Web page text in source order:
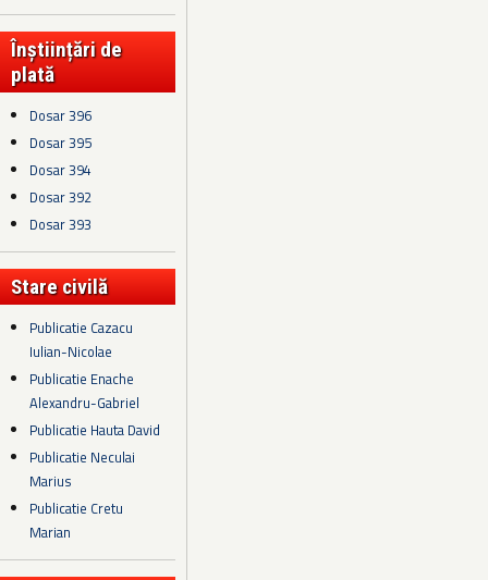
Înștiințări de
plată
Dosar 396
Dosar 395
Dosar 394
Dosar 392
Dosar 393
Stare civilă
Publicatie Cazacu
Iulian-Nicolae
Publicatie Enache
Alexandru-Gabriel
Publicatie Hauta David
Publicatie Neculai
Marius
Publicatie Cretu
Marian